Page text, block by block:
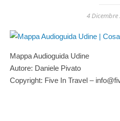
4 Dicembre
Mappa Audioguida Udine
Autore: Daniele Pivato
Copyright: Five In Travel –